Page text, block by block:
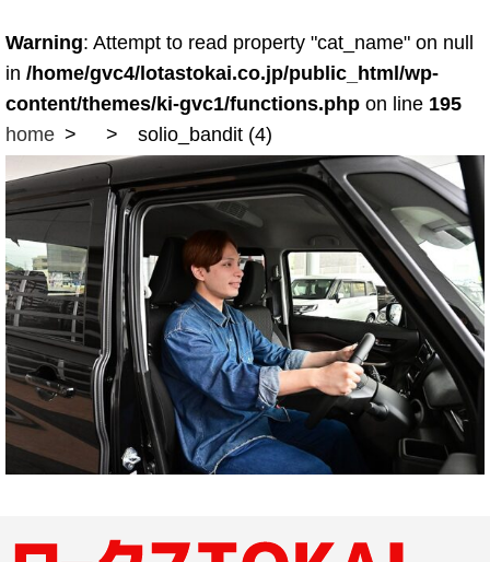
Warning: Attempt to read property "cat_name" on null
in /home/gvc4/lotastokai.co.jp/public_html/wp-
content/themes/ki-gvc1/functions.php on line 195
home
solio_bandit (4)